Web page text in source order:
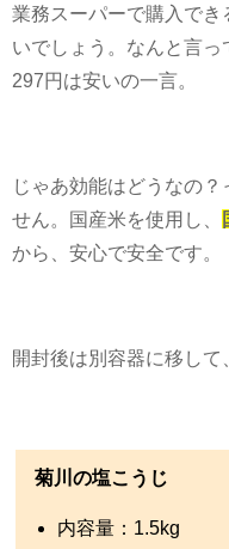
業務スーパーで購入でき
いでしょう。なんと言っ
297 円は安いの一言。
じゃあ効能はどうなの
せん。国産米を使用し、
から、安心で安全です。
開封後は別容器に移して
菊川の塩こうじ
内容量： 1.5kg